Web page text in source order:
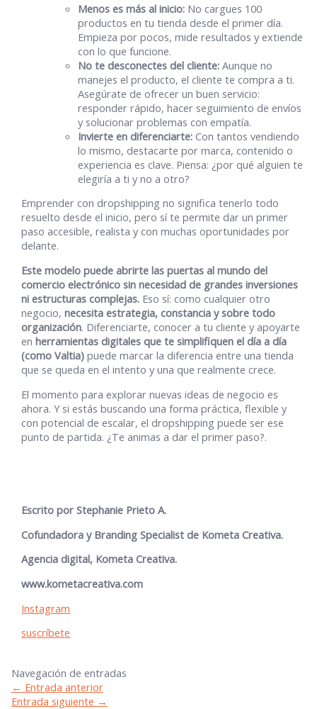
Menos es más al inicio: No cargues 100
productos en tu tienda desde el primer día.
Empieza por pocos, mide resultados y extiende
con lo que funcione.
No te desconectes del cliente:Aunque no
manejes el producto, el cliente te compra a ti.
Asegúrate de ofrecer un buen servicio:
responder rápido, hacer seguimiento de envíos
y solucionar problemas con empatía.
Invierte en diferenciarte: Con tantos vendiendo
lo mismo, destacarte por marca, contenido o
experiencia es clave. Piensa: ¿por qué alguien te
elegiría a ti y no a otro?
Emprender con dropshipping no significa tenerlo todo
resuelto desde el inicio, pero sí te permite dar un primer
paso accesible, realista y con muchas oportunidades por
delante.
Este modelo puede abrirte las puertas al mundo del
comercio electrónico sin necesidad de grandes inversiones
ni estructuras complejas. Eso sí: como cualquier otro
negocio,necesita estrategia, constancia y sobre todo
organización. Diferenciarte, conocer a tu cliente y apoyarte
en herramientas digitales que te simplifiquen el día a día
(como Valtia) puede marcar la diferencia entre una tienda
que se queda en el intento y una que realmente crece.
El momento para explorar nuevas ideas de negocio es
ahora. Y si estás buscando una forma práctica, flexible y
con potencial de escalar, el dropshipping puede ser ese
punto de partida. ¿Te animas a dar el primer paso?.
Escrito por Stephanie Prieto A.
Cofundadora y Branding Specialist de Kometa Creativa.
Agencia digital, Kometa Creativa.
www.kometacreativa.com
Instagram
suscríbete
Navegación de entradas
← Entrada anterior
Entrada siguiente →